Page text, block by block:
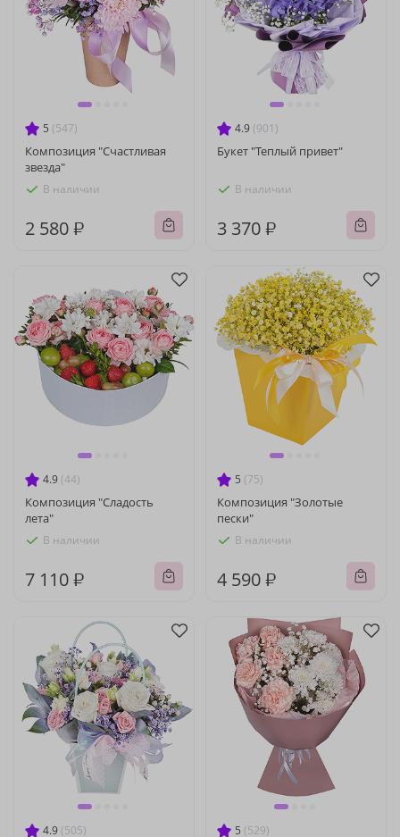
5 (547)
Композиция "Счастливая
звезда"
В наличии
2 580 ₽
4.9 (901)
Букет "Теплый привет"
В наличии
3 370 ₽
4.9 (44)
Композиция "Сладость
лета"
В наличии
7 110 ₽
5 (75)
Композиция "Золотые
пески"
В наличии
4 590 ₽
4.9 (505) 5 (529)